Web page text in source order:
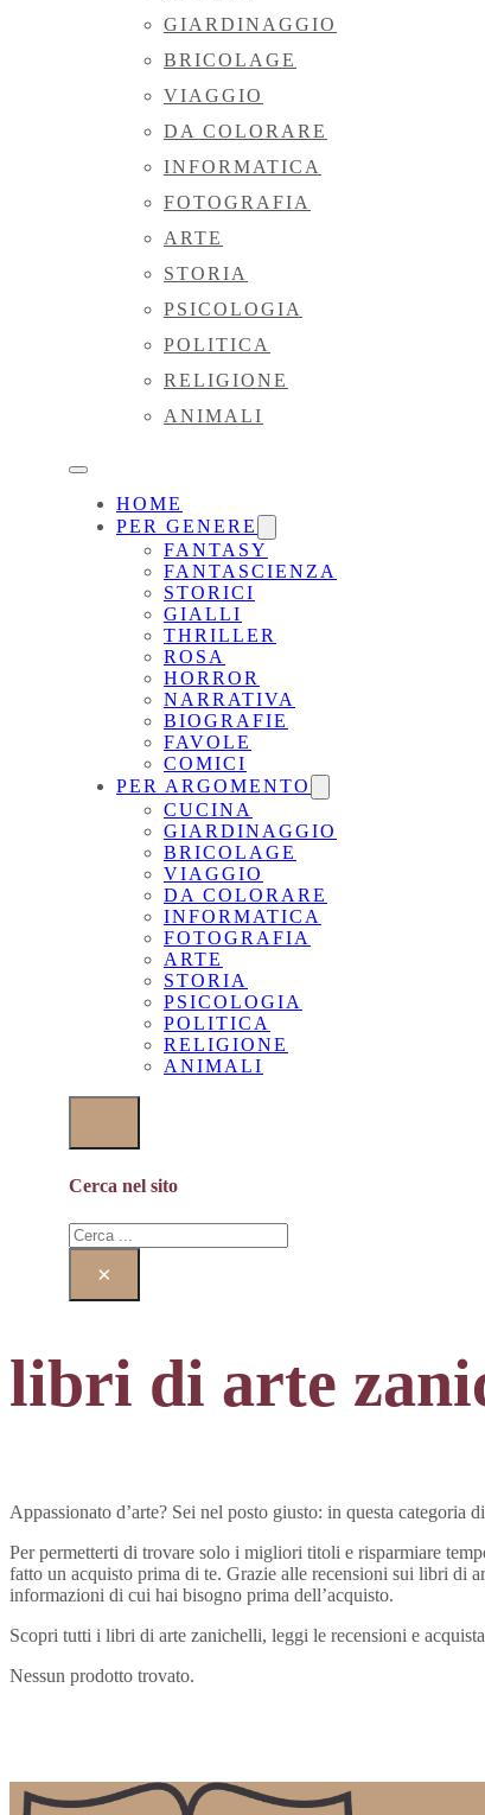
GIARDINAGGIO
BRICOLAGE
VIAGGIO
DA COLORARE
INFORMATICA
FOTOGRAFIA
ARTE
STORIA
PSICOLOGIA
POLITICA
RELIGIONE
ANIMALI
HOME
PER GENERE
FANTASY
FANTASCIENZA
STORICI
GIALLI
THRILLER
ROSA
HORROR
NARRATIVA
BIOGRAFIE
FAVOLE
COMICI
PER ARGOMENTO
CUCINA
GIARDINAGGIO
BRICOLAGE
VIAGGIO
DA COLORARE
INFORMATICA
FOTOGRAFIA
ARTE
STORIA
PSICOLOGIA
POLITICA
RELIGIONE
ANIMALI
Cerca nel sito
Cerca
×
libri di arte
Appassionato d’arte? Sei nel posto giusto: in questa
Per permetterti di trovare solo i migliori titoli e risparmiare
fatto un acquisto prima di te. Grazie alle recensioni sui libri di
informazioni di cui hai bisogno prima dell’acquisto.
Scopri tutti i libri di arte zanichelli, leggi le recensioni e
Nessun prodotto trovato.